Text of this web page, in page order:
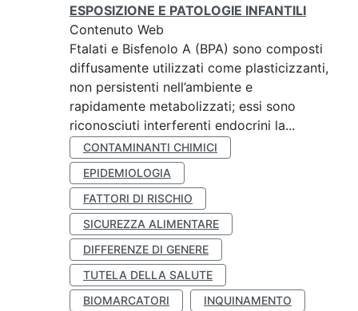
ESPOSIZIONE E PATOLOGIE INFANTILI
Contenuto Web
Ftalati e Bisfenolo A (BPA) sono composti
diffusamente utilizzati come plasticizzanti,
non persistenti nell’ambiente e
rapidamente metabolizzati; essi sono
riconosciuti interferenti endocrini la...
CONTAMINANTI CHIMICI
EPIDEMIOLOGIA
FATTORI DI RISCHIO
SICUREZZA ALIMENTARE
DIFFERENZE DI GENERE
TUTELA DELLA SALUTE
BIOMARCATORI
INQUINAMENTO